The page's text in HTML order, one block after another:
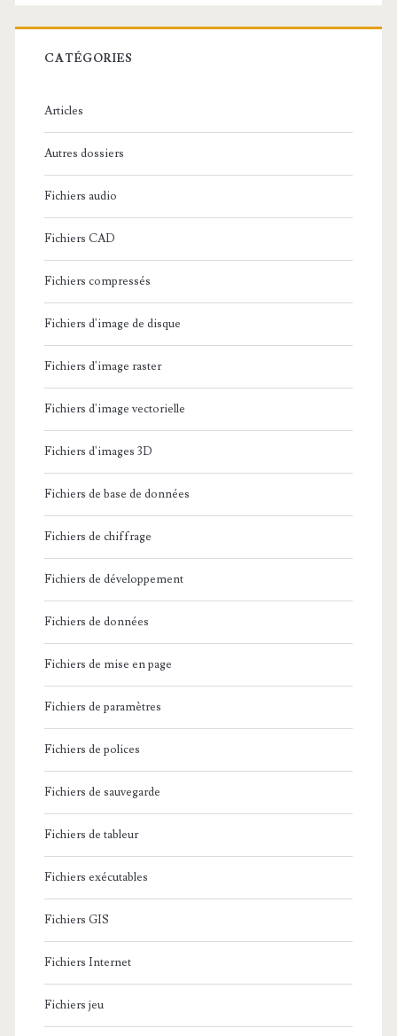
r
c
:
CATÉGORIES
Articles
Autres dossiers
Fichiers audio
Fichiers CAD
Fichiers compressés
Fichiers d'image de disque
Fichiers d'image raster
Fichiers d'image vectorielle
Fichiers d'images 3D
Fichiers de base de données
Fichiers de chiffrage
Fichiers de développement
Fichiers de données
Fichiers de mise en page
Fichiers de paramètres
Fichiers de polices
Fichiers de sauvegarde
Fichiers de tableur
Fichiers exécutables
Fichiers GIS
Fichiers Internet
Fichiers jeu